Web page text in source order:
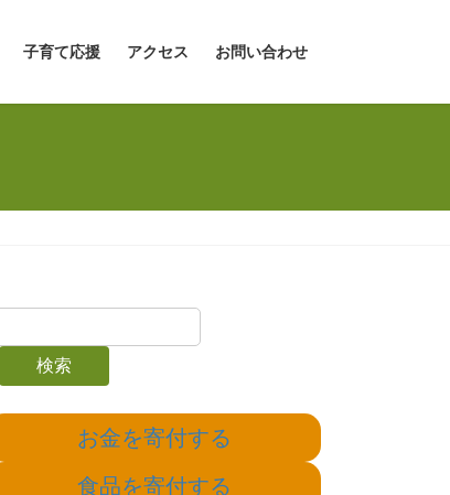
子育て応援 アクセス お問い合わせ
検索
お金を寄付する
食品を寄付する